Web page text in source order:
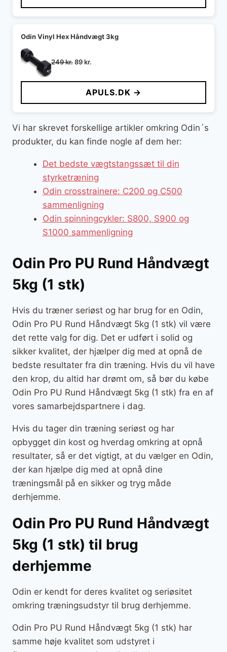
700 kr..199 kr..
Odin Vinyl Hex Håndvægt 3kg
249kr.Den
pris
249 kr..
89kr.
pris
er:
89 kr..
APULS.DK →
Vi har skrevet forskellige artikler omkring Odin´s
produkter, du kan finde nogle af dem her:
Det bedste vægtstangssæt til din
styrketræning
Odin crosstrainere: C200 og C500
sammenligning
Odin spinningcykler: S800, S900 og
S1000 sammenligning
Odin Pro PU Rund Håndvægt
5kg (1 stk)
Hvis du træner seriøst og har brug for en Odin,
Odin Pro PU Rund Håndvægt 5kg (1 stk) vil være
det rette valg for dig. Det er udført i solid og
sikker kvalitet, der hjælper dig med at opnå de
bedste resultater fra din træning. Hvis du vil have
den krop, du altid har drømt om, så bør du købe
Odin Pro PU Rund Håndvægt 5kg (1 stk) fra en af
vores samarbejdspartnere i dag.
Hvis du tager din træning seriøst og har
opbygget din kost og hverdag omkring at opnå
resultater, så er det vigtigt, at du vælger en Odin,
der kan hjælpe dig med at opnå dine
træningsmål på en sikker og tryg måde
derhjemme.
Odin Pro PU Rund Håndvægt
5kg (1 stk) til brug
derhjemme
Odin er kendt for deres kvalitet og seriøsitet
omkring træningsudstyr til brug derhjemme.
Odin Pro PU Rund Håndvægt 5kg (1 stk) har
samme høje kvalitet som udstyret i